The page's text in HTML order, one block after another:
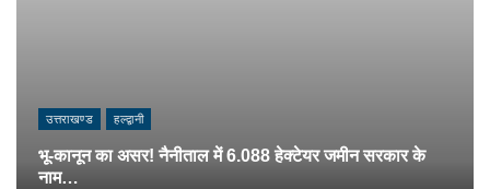
उत्तराखण्ड हल्द्वानी
भू-कानून का असर! नैनीताल में 6.088 हेक्टेयर जमीन सरकार के
नाम…